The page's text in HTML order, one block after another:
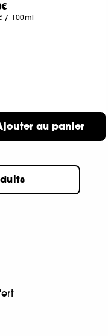
/ 100ml
au panier